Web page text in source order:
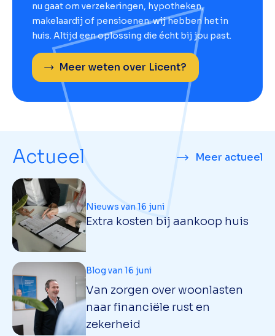
nu gaat om verzekeringen, hypotheken,
makelaardij of pensioenen: wij hebben het in
huis. Altijd een oplossing die écht bij jou past.
Meer weten over Licent?
Actueel Meer actueel
Extra kosten bij aankoop huis
Nieuws van 16 juni
Van zorgen over woonlasten
naar financiële rust en
zekerheid
Blog van 16 juni